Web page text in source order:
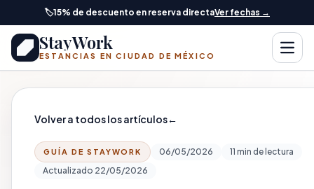
Saltar al contenido principal
🏷️15% de descuento en reserva directaVer fechas →
StayWork
ESTANCIAS EN CIUDAD DE MÉXICO Abrir
Volver a todos los artículos←
GUÍA DE STAYWORK 06/05/2026
11 min de lectura
Actualizado 22/05/2026